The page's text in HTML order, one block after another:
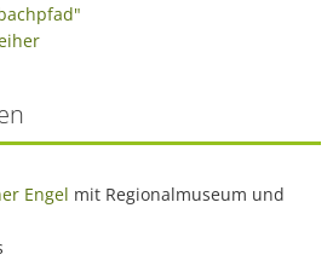
Engel mit Regionalmuseum und